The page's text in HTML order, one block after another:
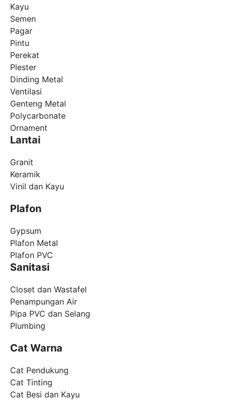
Kayu
Semen
Pagar
Pintu
Perekat
Plester
Dinding Metal
Ventilasi
Genteng Metal
Polycarbonate
Ornament
Lantai
Granit
Keramik
Vinil dan Kayu
Plafon
Gypsum
Plafon Metal
Plafon PVC
Sanitasi
Closet dan Wastafel
Penampungan Air
Pipa PVC dan Selang
Plumbing
Cat Warna
Cat Pendukung
Cat Tinting
Cat Besi dan Kayu